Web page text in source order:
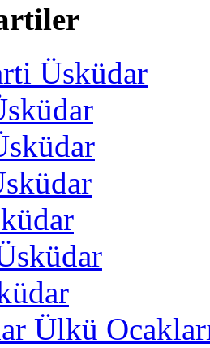
Üsküdar
Ülkü